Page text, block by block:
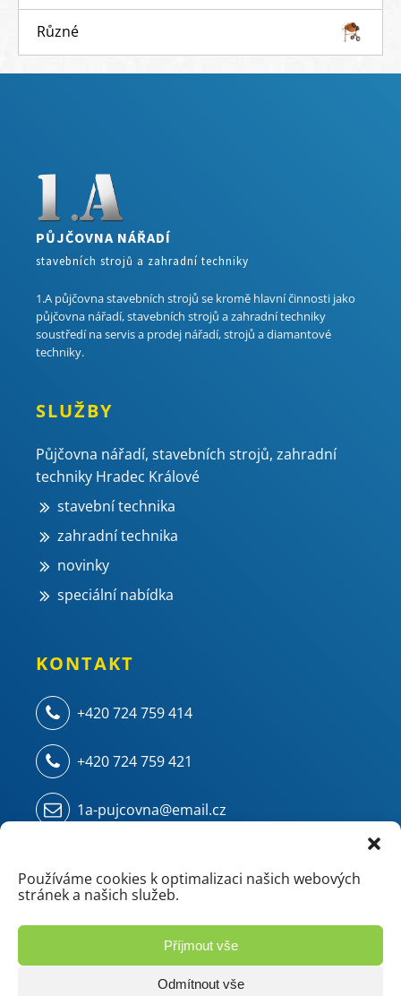
Používáme cookies k optimalizaci našich webových
stránek a našich služeb.
Příjmout vše
Odmítnout vše
Různé
PŮJČOVNA NÁŘADÍ
stavebních strojů a zahradní techniky
1.A půjčovna stavebních strojů se kromě hlavní činnosti jako
půjčovna nářadí, stavebních strojů a zahradní techniky
soustředí na servis a prodej nářadí, strojů a diamantové
techniky.
SLUŽBY
Půjčovna nářadí, stavebních strojů, zahradní
techniky Hradec Králové
stavební technika
zahradní technika
novinky
speciální nabídka
KONTAKT
+420 724 759 414
+420 724 759 421
1a-pujcovna@email.cz
500 04 Hradec Králové - Kukleny
(areál ZVU - chemie/mostárna)